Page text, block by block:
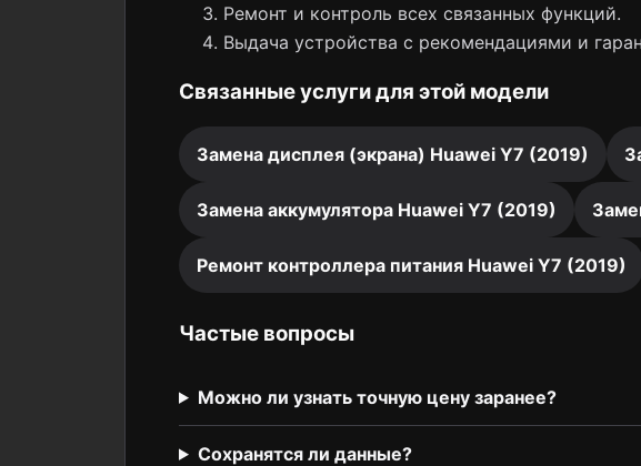
Ремонт и контроль всех связанных функций.
Выдача устройства с рекомендациями и
Связанные услуги для этой модели
Замена дисплея (экрана) Huawei Y7 (2019)
Замена аккумулятора Huawei Y7 (2019)
Ремонт контроллера питания Huawei Y7 (2019)
Частые вопросы
Можно ли узнать точную цену заранее?
Сохранятся ли данные?